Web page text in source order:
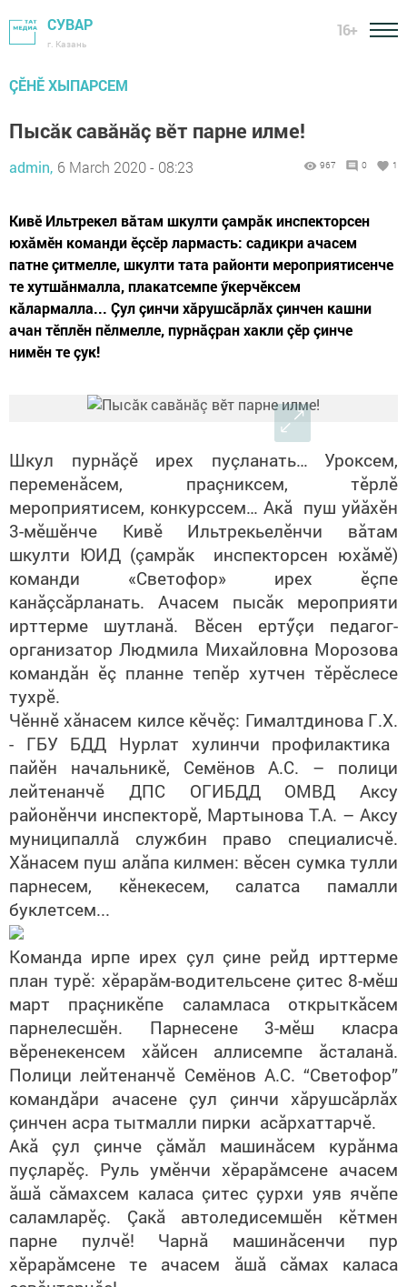
СУВАР
г. Казань
16+
ÇӖНӖ ХЫПАРСЕМ
Пысăк савăнăç вӗт парне илме!
admin, 6 March 2020 - 08:23 967 0 1
Кивĕ Ильтрекел вăтам шкулти çамрăк инспекторсен
юхăмĕн команди ĕçсĕр лармасть: садикри ачасем
патне çитмелле, шкулти тата районти мероприятисенче
те хутшăнмалла, плакатсемпе ӳкерчĕксем
кăлармалла... Çул çинчи хăрушсăрлăх çинчен кашни
ачан тĕплĕн пĕлмелле, пурнăçран хакли çĕр çинче
нимĕн те çук!
Шкул пурнăçĕ ирех пуçланать…
Уроксем,
переменăсем, праçниксем, тĕрлĕ
мероприятисем, конкурссем… Акă пуш уйăхĕн
3-мĕшĕнче Кивĕ Ильтрекьелӗнчи вăтам
шкулти ЮИД (çамрăк инспекторсен юхăмĕ)
команди «Светофор» ирех ĕçпе
канăçсăрланать. Ачасем пысăк мероприяти
ирттерме шутланă. Вӗсен ертӳçи педагог-
организатор Людмила Михайловна Морозова
командăн ĕç планне тепĕр хутчен тĕрĕслесе
тухрĕ.
Чĕннĕ хăнасем килсе кĕчĕç: Гималтдинова Г.Х.
- ГБУ БДД Нурлат хулинчи профилактика
пайĕн начальникĕ, Семёнов А.С. – полици
лейтенанчĕ ДПС ОГИБДД ОМВД Аксу
районĕнчи инспекторĕ, Мартынова Т.А. – Аксу
муниципаллă службин право специалисчĕ.
Хăнасем пуш алăпа килмен: вĕсен сумка тулли
парнесем, кĕнекесем, салатса памалли
буклетсем...
Команда ирпе ирех çул çине рейд ирттерме
план турĕ: хĕрарăм-водительсене çитес 8-мĕш
март праçникĕпе саламласа открыткăсем
парнелесшĕн. Парнесене 3-мĕш класра
вĕренекенсем хăйсен аллисемпе ăсталанă.
Полици лейтенанчĕ Семёнов А.С. “Светофор”
командăри ачасене çул çинчи хăрушсăрлăх
çинчен асра тытмалли пирки асăрхаттарчĕ.
Акă çул çинче çăмăл машинăсем курăнма
пуçларĕç. Руль умĕнчи хĕрарăмсене ачасем
ăшă сăмахсем каласа çитес çурхи уяв ячĕпе
саламларĕç. Çакă автоледисемшĕн кĕтмен
парне пулчĕ! Чарнă машинăсенчи пур
хĕрарăмсене те ачасем ăшă сăмах каласа